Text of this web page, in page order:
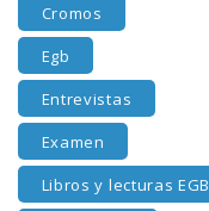
Cromos
Egb
Entrevistas
Examen
Libros y lecturas EGB